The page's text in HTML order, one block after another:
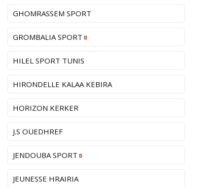
GHOMRASSEM SPORT
GROMBALIA SPORT
HILEL SPORT TUNIS
HIRONDELLE KALAA KEBIRA
HORIZON KERKER
J.S OUEDHREF
JENDOUBA SPORT
JEUNESSE HRAIRIA